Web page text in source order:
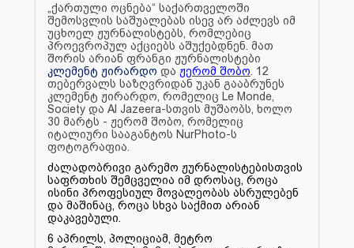
„ქართული ოცნება“ საქართველოში
შემოსვლის საშუალებას ისევ არ აძლევს იმ
უცხოელ ჟურნალისტებს, რომლებიც
პროევროპულ აქციებს აშუქებდნენ. მათ
შორის არიან ფრანგი ჟურნალისტები
კლემენტ ჟირარდო და ჟერომ შობო . 12
თებერვალს საზღვრიდან უკან გააბრუნეს
კლემენტ ჟირარდო, რომელიც Le Monde,
Society და Al Jazeera-სთვის მუშაობს, ხოლო
30 მარტს - ჟერომ შობო, რომელიც
იტალიური სააგანტოს NurPhoto-ს
ფოტოგრაფია.
ძალადობრივი გარემო ჟურნალისტებისთვის
საფრთხის შემცველია იმ დროსაც, როცა
ისინი პროფესიულ მოვალეობას ასრულებენ
და მაშინაც, როცა სხვა საქმით არიან
დაკავებული.
6 აპრილს, პოლიციამ, მეტრო